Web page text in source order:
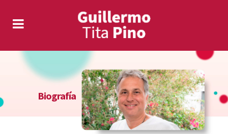
Biografía